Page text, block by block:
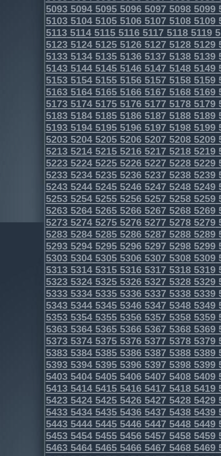
5093509450955096509750985099
5103510451055106510751085109
5113511451155116511751185119
5123512451255126512751285129
5133513451355136513751385139
5143514451455146514751485149
5153515451555156515751585159
5163516451655166516751685169
5173517451755176517751785179
5183518451855186518751885189
5193519451955196519751985199
5203520452055206520752085209
5213521452155216521752185219
5223522452255226522752285229
5233523452355236523752385239
5243524452455246524752485249
5253525452555256525752585259
5263526452655266526752685269
5273527452755276527752785279
5283528452855286528752885289
5293529452955296529752985299
5303530453055306530753085309
5313531453155316531753185319
5323532453255326532753285329
5333533453355336533753385339
5343534453455346534753485349
5353535453555356535753585359
5363536453655366536753685369
5373537453755376537753785379
5383538453855386538753885389
5393539453955396539753985399
5403540454055406540754085409
5413541454155416541754185419
5423542454255426542754285429
5433543454355436543754385439
5443544454455446544754485449
5453545454555456545754585459
5463546454655466546754685469